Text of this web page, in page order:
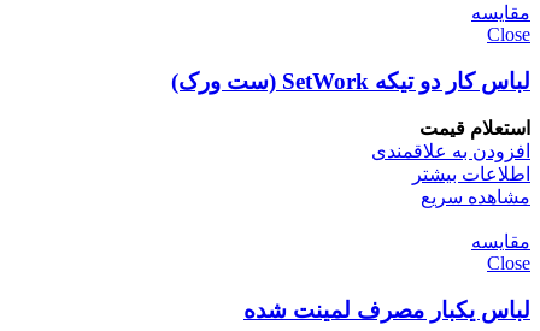
مقایسه
Close
لباس کار دو تیکه SetWork (ست ورک)
استعلام قیمت
افزودن به علاقمندی
اطلاعات بیشتر
مشاهده سریع
مقایسه
Close
لباس یکبار مصرف لمینت شده